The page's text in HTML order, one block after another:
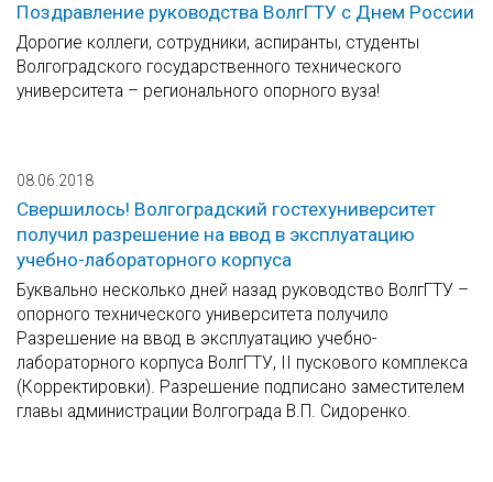
Поздравление руководства ВолгГТУ с Днем России
Дорогие коллеги, сотрудники, аспиранты, студенты
Волгоградского государственного технического
университета – регионального опорного вуза!
08.06.2018
Свершилось! Волгоградский гостехуниверситет
получил разрешение на ввод в эксплуатацию
учебно-лабораторного корпуса
Буквально несколько дней назад руководство ВолгГТУ –
опорного технического университета получило
Разрешение на ввод в эксплуатацию учебно-
лабораторного корпуса ВолгГТУ, II пускового комплекса
(Корректировки). Разрешение подписано заместителем
главы администрации Волгограда В.П. Сидоренко.